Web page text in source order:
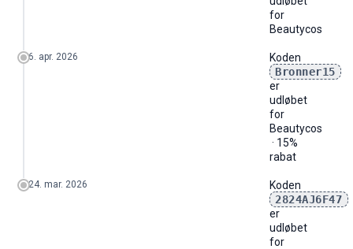
for
Beautycos
6. apr. 2026
Koden
Bronner15
er
udløbet
for
Beautycos
· 15%
rabat
24. mar. 2026
Koden
2824AJ6F47
er
udløbet
for